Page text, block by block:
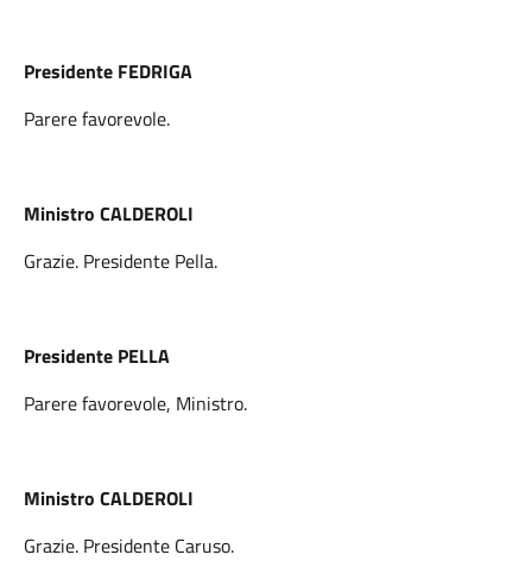
Presidente FEDRIGA
Parere favorevole.
Ministro CALDEROLI
Grazie. Presidente Pella.
Presidente PELLA
Parere favorevole, Ministro.
Ministro CALDEROLI
Grazie. Presidente Caruso.